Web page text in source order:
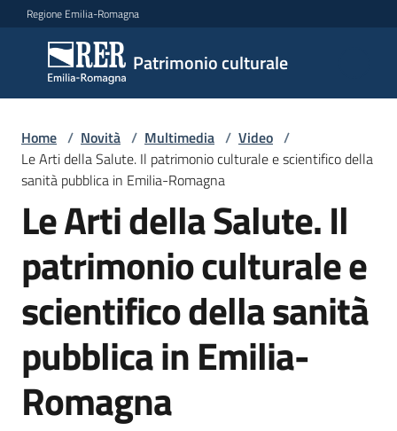
Vai al contenuto
Vai alla navigazione
Vai al footer
Regione Emilia-Romagna
Patrimonio culturale
Patrimonio
culturale
Argomenti
Novità
Servizi
Leggi
Atti
Bandi
Home / Novità / Multimedia / Video /
Le Arti della Salute. Il patrimonio culturale e scientifico della
sanità pubblica in Emilia-Romagna
Le Arti della Salute. Il
patrimonio culturale e
scientifico della sanità
pubblica in Emilia-
Romagna